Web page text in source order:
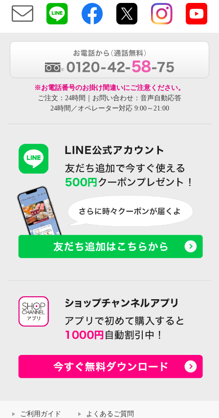
※お電話番号のお掛け間違いにご注意ください。
ご注文：24時間｜お問い合わせ：音声自動応答
24時間／オペレーター対応 9:00～21:00
ご利用ガイド よくあるご質問